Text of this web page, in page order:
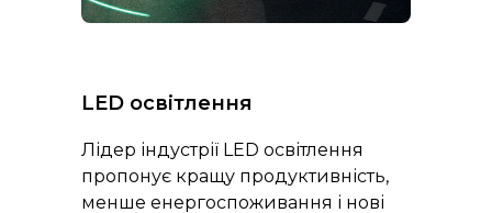
LED освітлення
Лідер індустрії LED освітлення
пропонує кращу продуктивність,
менше енергоспоживання і нові